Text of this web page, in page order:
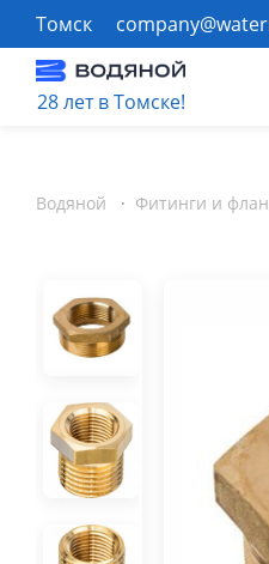
Томск
28 лет в Томске!
Водяной · Фитинги и